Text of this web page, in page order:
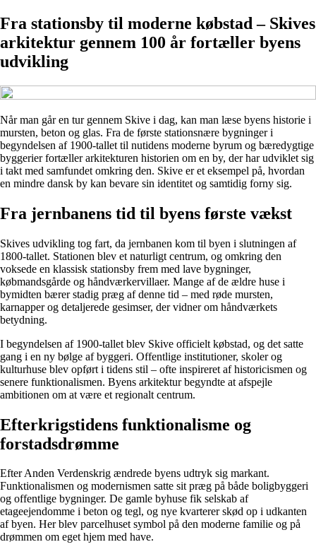
Fra stationsby til moderne købstad – Skives
arkitektur gennem 100 år fortæller byens
udvikling
Når man går en tur gennem Skive i dag, kan man læse byens historie i
mursten, beton og glas. Fra de første stationsnære bygninger i
begyndelsen af 1900-tallet til nutidens moderne byrum og bæredygtige
byggerier fortæller arkitekturen historien om en by, der har udviklet sig
i takt med samfundet omkring den. Skive er et eksempel på, hvordan
en mindre dansk by kan bevare sin identitet og samtidig forny sig.
Fra jernbanens tid til byens første vækst
Skives udvikling tog fart, da jernbanen kom til byen i slutningen af
1800-tallet. Stationen blev et naturligt centrum, og omkring den
voksede en klassisk stationsby frem med lave bygninger,
købmandsgårde og håndværkervillaer. Mange af de ældre huse i
bymidten bærer stadig præg af denne tid – med røde mursten,
karnapper og detaljerede gesimser, der vidner om håndværkets
betydning.
I begyndelsen af 1900-tallet blev Skive officielt købstad, og det satte
gang i en ny bølge af byggeri. Offentlige institutioner, skoler og
kulturhuse blev opført i tidens stil – ofte inspireret af historicismen og
senere funktionalismen. Byens arkitektur begyndte at afspejle
ambitionen om at være et regionalt centrum.
Efterkrigstidens funktionalisme og
forstadsdrømme
Efter Anden Verdenskrig ændrede byens udtryk sig markant.
Funktionalismen og modernismen satte sit præg på både boligbyggeri
og offentlige bygninger. De gamle byhuse fik selskab af
etageejendomme i beton og tegl, og nye kvarterer skød op i udkanten
af byen. Her blev parcelhuset symbol på den moderne familie og på
drømmen om eget hjem med have.